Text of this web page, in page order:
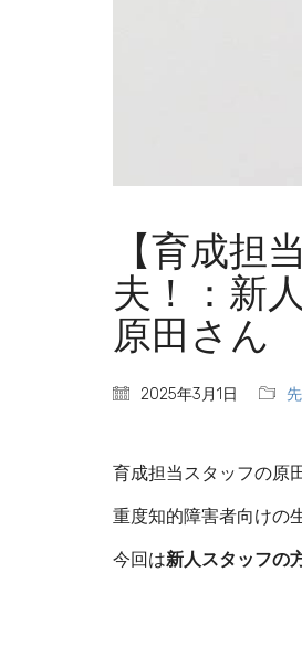
【育成担
夫！：新
原田さん
2025年3月1日
育成担当スタッフの原
重度知的障害者向けの
今回は新人スタッフの